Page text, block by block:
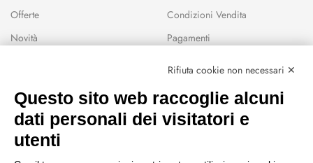
Offerte
Novità
Wishlist
Condizioni Vendita
Pagamenti
CEP GREEN
Rifiuta cookie non necessari ✕
Questo sito web raccoglie alcuni
dati personali dei visitatori e
utenti